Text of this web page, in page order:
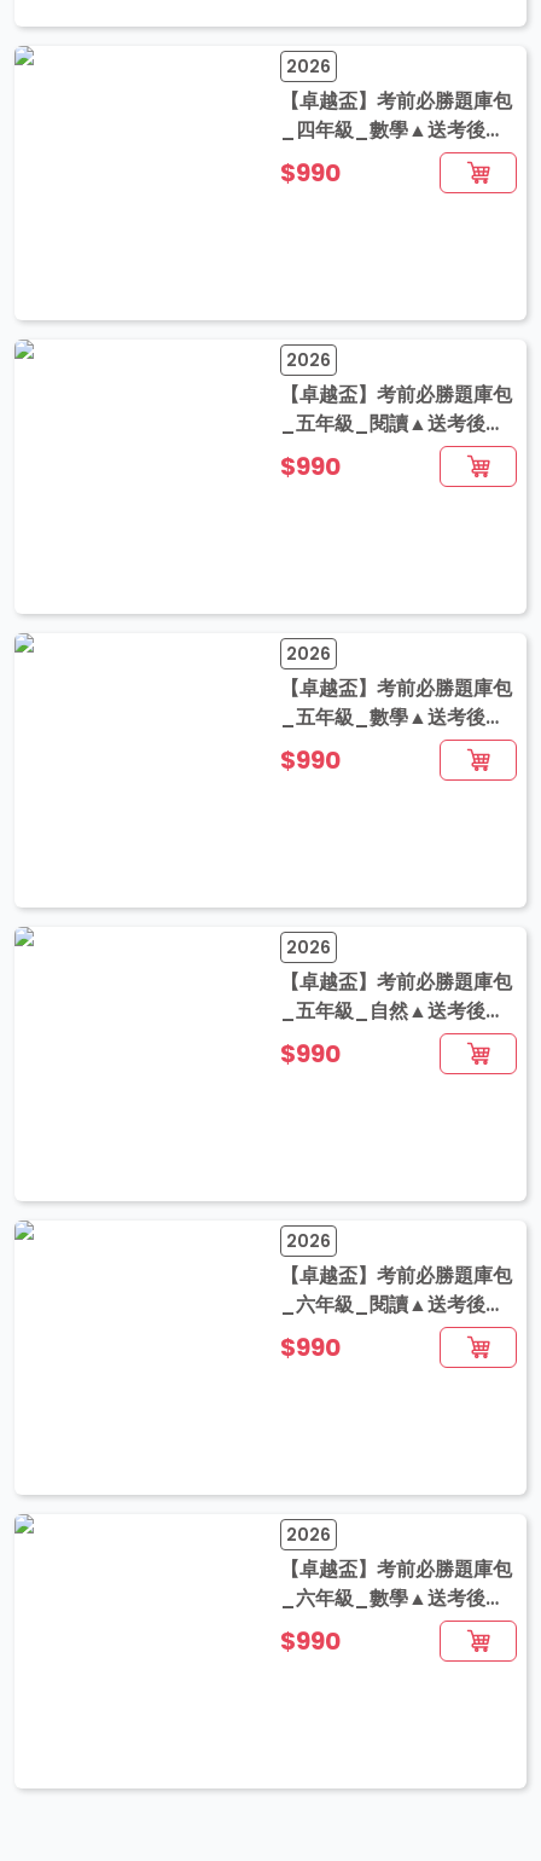
2026
【卓越盃】考前必勝題庫包
_四年級_數學▲送考後影
音解題
$990
2026
【卓越盃】考前必勝題庫包
_五年級_閱讀▲送考後影
音解題
$990
2026
【卓越盃】考前必勝題庫包
_五年級_數學▲送考後影
音解題
$990
2026
【卓越盃】考前必勝題庫包
_五年級_自然▲送考後影
音解題
$990
2026
【卓越盃】考前必勝題庫包
_六年級_閱讀▲送考後影
音解題
$990
2026
【卓越盃】考前必勝題庫包
_六年級_數學▲送考後影
音解題
$990